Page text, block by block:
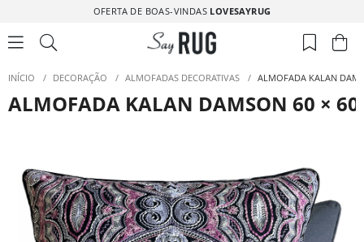
OFERTA DE BOAS-VINDAS LOVESAYRUG
INÍCIO / DECORAÇÃO / ALMOFADAS DECORATIVAS / ALMOFADA KALAN
ALMOFADA KALAN DAMSON 60 × 60